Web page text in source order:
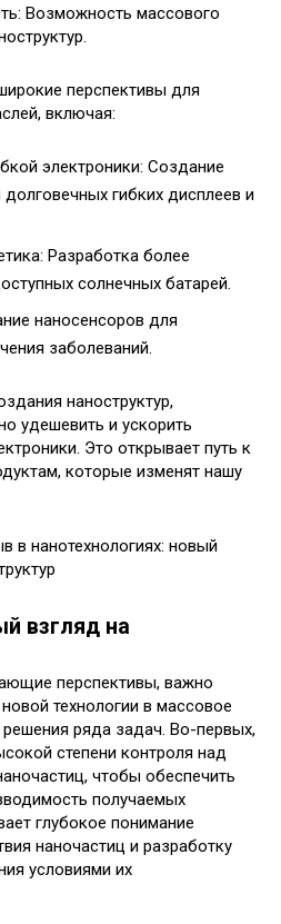
Возможность массового
перспективы для
включая:
электроники: Создание
гибких дисплеев и
Разработка более
солнечных батарей.
наносенсоров для
заболеваний.
наноструктур,
удешевить и ускорить
Это открывает путь к
которые изменят нашу
взгляд на
перспективы, важно
технологии в массовое
ряда задач. Во-первых,
степени контроля над
чтобы обеспечить
получаемых
глубокое понимание
наночастиц и разработку
условиями их